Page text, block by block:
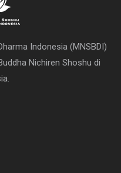
Indonesia (MNSBDI)
Nichiren Shoshu di